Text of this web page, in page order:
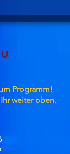
Programm!
weiter oben.